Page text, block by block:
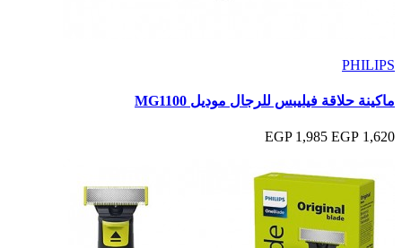
PHILIPS
ماكينة حلاقة فيليبس للرجال موديل MG1100
1,620 EGP
1,985 EGP